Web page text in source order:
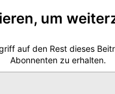
um
auf den Rest dieses
Abonnenten zu erhalten.